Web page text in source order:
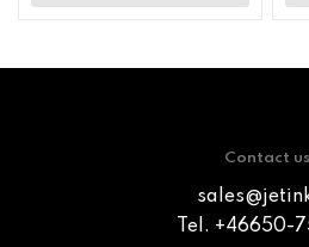
Contact us
Tel. +46650-